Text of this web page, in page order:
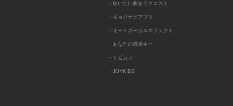
・歌いたい曲をリクエスト
・キョクナビアプリ
・オートボーカルエフェクト
・あなたの最適キー
・サビカラ
・JOYKIDS